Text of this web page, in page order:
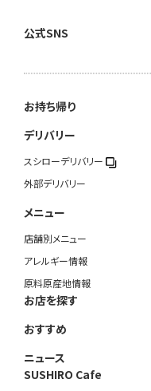
公式SNS
お持ち帰り
デリバリー
スシローデリバリー
外部デリバリー
メニュー
店舗別メニュー
アレルギー情報
原料原産地情報
お店を探す
おすすめ
ニュース
SUSHIRO Cafe